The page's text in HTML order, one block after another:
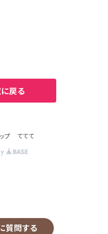
質問する
戻る
プ ててて